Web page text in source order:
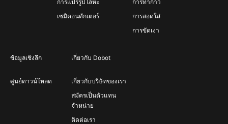
การแปรรูปโลหะ
เซมิคอนดักเตอร์
การทากาว
การสอดใส่
การขัดเงา
ข้อมูลเชิงลึก
ศูนย์ดาวน์โหลด
เกี่ยวกับ Dobot
เกี่ยวกับบริษัทของเรา
สมัครเป็นตัวแทน
จำหน่าย
ติดต่อเรา